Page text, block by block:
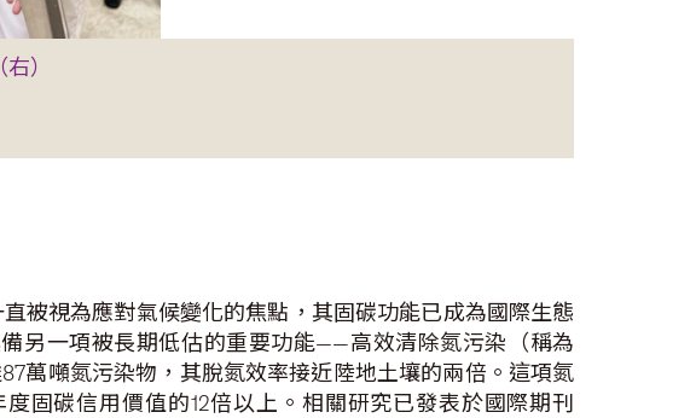
）
被視為應對氣候變化的焦點，其固碳功能已成為國際生態
另一項被長期低估的重要功能——高效清除氮污染（稱為
萬噸氮污染物，其脫氮效率接近陸地土壤的兩倍。這項氮
固碳信用價值的12倍以上。相關研究已發表於國際期刊